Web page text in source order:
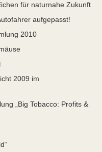
für naturnahe Zukunft
aufgepasst!
2010
2009 im
„Big Tobacco: Profits &